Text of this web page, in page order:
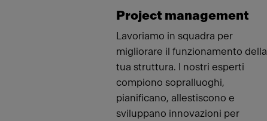
Project management
Lavoriamo in squadra per
migliorare il funzionamento della
tua struttura. I nostri esperti
compiono sopralluoghi,
pianificano, allestiscono e
sviluppano innovazioni per